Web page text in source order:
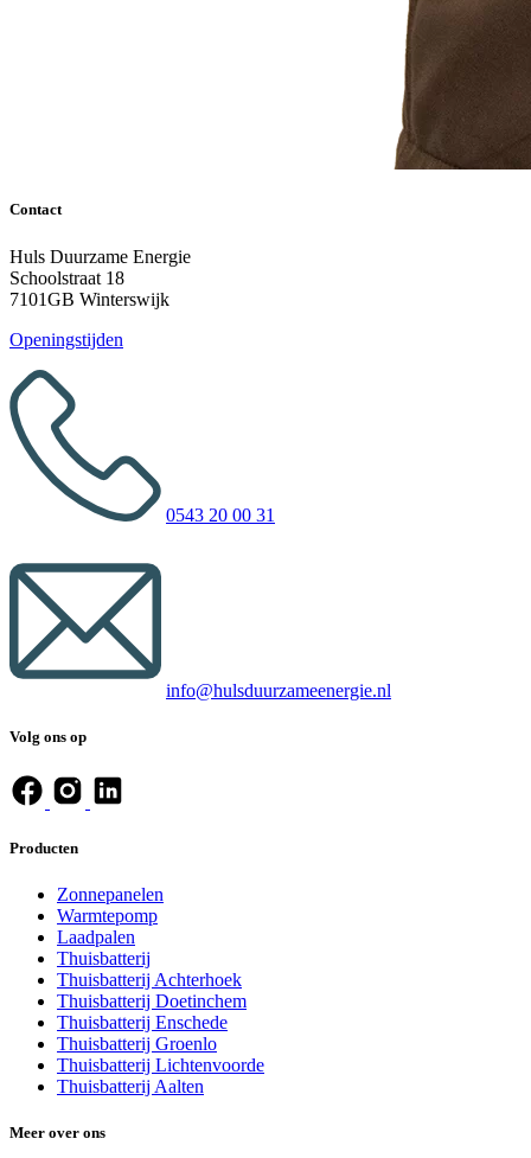
Contact
Huls Duurzame Energie
Schoolstraat 18
7101GB Winterswijk
Openingstijden
0543 20 00 31
info@hulsduurzameenergie.nl
Volg on​s op
Producten
Zonnepanelen
Warmtepomp
Laadpalen
Thuisbatterij
Thuisbatterij Achterhoek
Thuisbatterij Doetinchem
Thuisbatterij Enschede
Thuisbatterij Groenlo
Thuisbatterij Lichtenvoorde
Thuisbatterij Aalten
Meer over ons